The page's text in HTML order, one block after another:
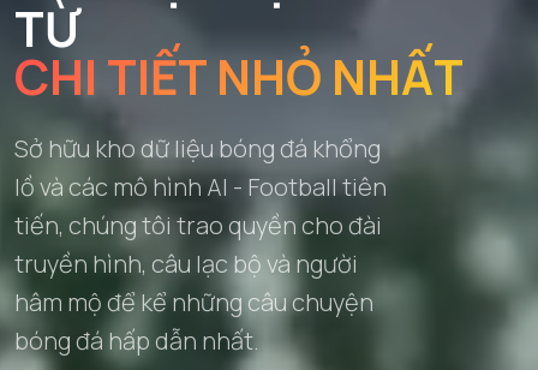
TỪ
CHI TIẾT NHỎ NHẤT
Sở hữu kho dữ liệu bóng đá khổng
lồ và các mô hình AI - Football tiên
tiến, chúng tôi trao quyền cho đài
truyền hình, câu lạc bộ và người
hâm mộ để kể những câu chuyện
bóng đá hấp dẫn nhất.